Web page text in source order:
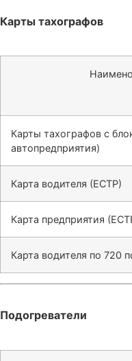
Карты тахографов
Карты тахографов с
автопредприятия)
Карта водителя (ЕСТР)
Карта предприятия
Карта водителя по 720
Подогреватели